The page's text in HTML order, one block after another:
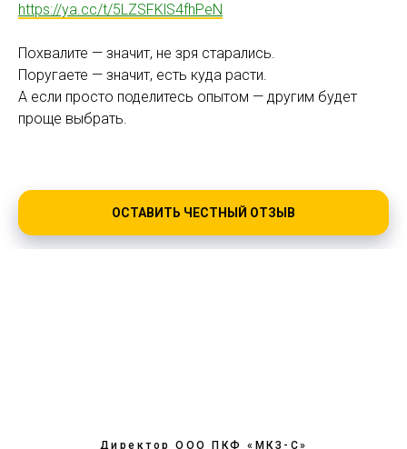
https://ya.cc/t/5LZSFKlS4fhPeN
Похвалите — значит, не зря старались.
Поругаете — значит, есть куда расти.
А если просто поделитесь опытом — другим будет
проще выбрать.
ОСТАВИТЬ ЧЕСТНЫЙ ОТЗЫВ
Директор ООО ПКФ «МКЗ-С»